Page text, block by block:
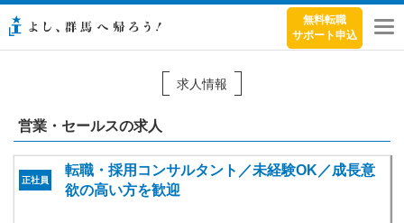
無料転職
サポート申込
求人情報
営業・セールスの求人
正社員
転職・採用コンサルタント／未経験OK／成長意
欲の高い方を歓迎